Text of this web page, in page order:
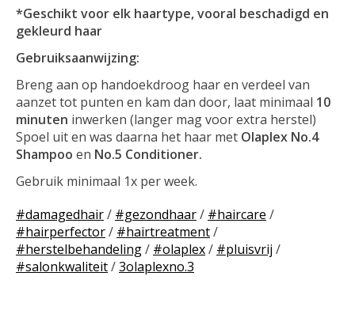
*Geschikt voor elk haartype, vooral beschadigd en
gekleurd haar
Gebruiksaanwijzing:
Breng aan op handoekdroog haar en verdeel van
aanzet tot punten en kam dan door, laat minimaal 10
minuten inwerken (langer mag voor extra herstel)
Spoel uit en was daarna het haar met Olaplex No.4
Shampoo en No.5 Conditioner.
Gebruik minimaal 1x per week.
#damagedhair/ #gezondhaar/ #haircare /
#hairperfector/ #hairtreatment/
#herstelbehandeling/ #olaplex/ #pluisvrij /
#salonkwaliteit/3olaplexno.3